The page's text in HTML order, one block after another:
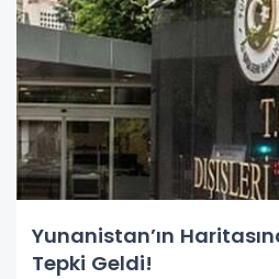
Yunanistan’ın
Tepki Geldi!